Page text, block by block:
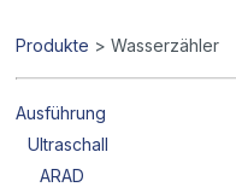
Produkte > Wasserzähler
Ausführung
Ultraschall
ARAD